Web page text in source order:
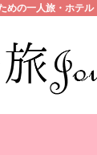
めの一人旅・ホテ